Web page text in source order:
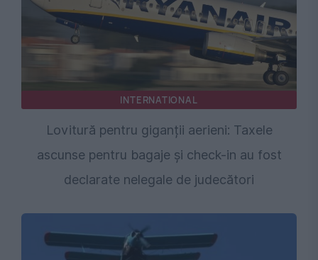
INTERNATIONAL
Lovitură pentru giganții aerieni: Taxele
ascunse pentru bagaje și check-in au fost
declarate nelegale de judecători